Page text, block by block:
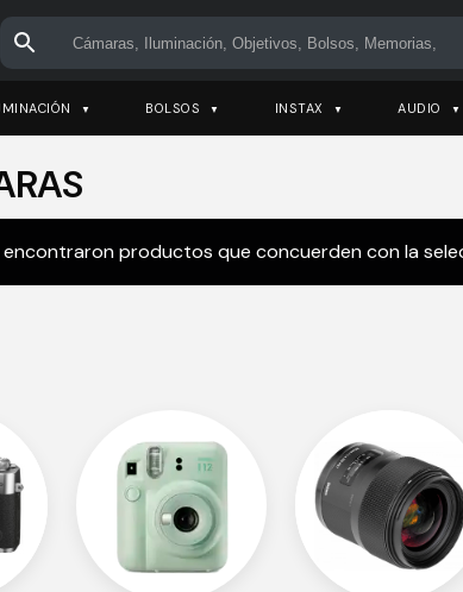
BOLSOS INSTAX AUDIO
encontraron productos que concuerden con la